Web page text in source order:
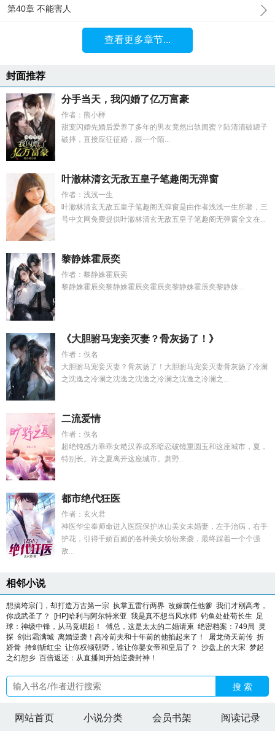
第40章 不能害人
查看更多章节...
封面推荐
分手当天，我闪婚了亿万富豪
作者：熊小样
甜宠闪婚先婚后爱养了多年的男友竟然出轨闺蜜？陆清清破罐子
破摔，直接应征征婚，跟一个陌...
叶澈林清玄无敌五皇子笔趣阁无弹窗
作者：浅浅一生
叶澈林清玄无敌五皇子笔趣阁无弹窗是由作者浅浅一生所著，三
号中文网免费提供叶澈林清玄无敌五皇子笔趣阁无弹窗全文在...
黎静姝霍辰奕
作者：黎静姝霍辰奕
黎静姝霍辰奕黎静姝霍辰奕霍辰奕黎静姝霍辰奕黎静姝...
《大胆驸马宠妾灭妻？骨灰扬了！》
作者：佚名
大胆驸马宠妾灭妻？骨灰扬了！大胆驸马宠妾灭妻骨灰扬了冷澜
之沈逸之冷澜之沈逸之沈逸之冷澜之沈逸之冷澜之...
二流爱情
作者：佚名
超绝钝感力乖乖女糙汉养成系暗恋破镜重圆玉和这座城市，夏，
特别长。许之夏离开这座城市。萧野...
都市绝代狂医
作者：玄火君
神医华尘奉师命进入医院保护冰山美女未婚妻，左手治病，右手
护花，引得千娇百媚的各种美女纷纷来袭，最终踩着一个个强
敌...
相邻小说
想搞垮宗门，却打造万古第一宗 执掌五雷行两界 改嫁前任他爹 我们才刚高考，
你成武圣了？
[HP]哈利与阿尔特米亚 我是真不想当风水师 钓鱼处处苟长生 足
球：神级中锋，从马竞崛起！
傅总，这是太太的二婚请柬 绝密档案：749局 灵
探 剑出霜满城 离婚逆袭！高冷前夫和十年前的他掐起来了！ 屠龙倚天前传 折
娇骨 持剑斩红尘 让你权倾朝野，谁让你娶女帝和皇后了？ 沙盘上的大宋 梦起
之幻想乡 百倍返还：从直播间开始逆袭封神！
搜 索
网站首页 小说分类 会员书架 阅读记录